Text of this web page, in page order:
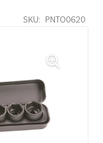
SKU: PNTO0620